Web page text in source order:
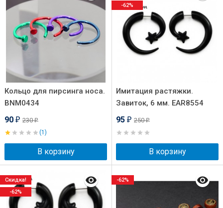
Кольцо для пирсинга носа.
BNM0434
90 ₽ 230₽
(1)
В корзину
Имитация растяжки.
Завиток, 6 мм. EAR8554
95 ₽ 250₽
В корзину
-62%
Скидка!
-62%
-62%